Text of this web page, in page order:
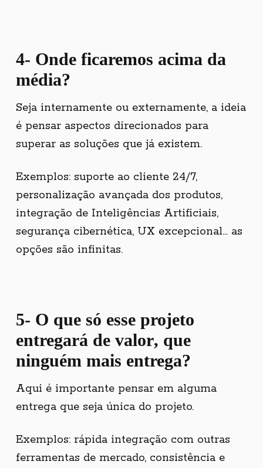
4- Onde ficaremos acima da
média?
Seja internamente ou externamente, a ideia
é pensar aspectos direcionados para
superar as soluções que já existem.
Exemplos: suporte ao cliente 24/7,
personalização avançada dos produtos,
integração de Inteligências Artificiais,
segurança cibernética, UX excepcional... as
opções são infinitas.
5- O que só esse projeto
entregará de valor, que
ninguém mais entrega?
Aqui é importante pensar em alguma
entrega que seja única do projeto.
Exemplos: rápida integração com outras
ferramentas de mercado, consistência e